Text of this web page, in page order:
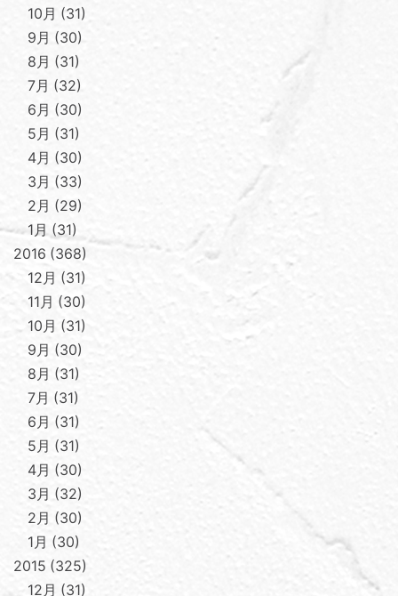
10月
31
9月
30
8月
31
7月
32
6月
30
5月
31
4月
30
3月
33
2月
29
1月
31
2016 368
12月
31
11月
30
10月
31
9月
30
8月
31
7月
31
6月
31
5月
31
4月
30
3月
32
2月
30
1月
30
2015 325
12月
31